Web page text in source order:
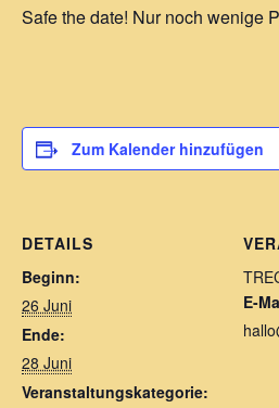
Safe the date! Nur noch wenige
Zum Kalender hinzufügen
DETAILS
Beginn:
26 Juni
Ende:
28 Juni
Veranstaltungskategorie:
E-